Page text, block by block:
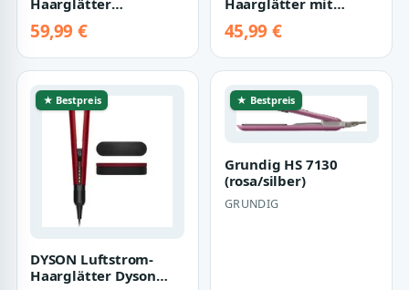
Locken & Glanz
59,99 €
LCD-Display,
45,99 €
★ Bestpreis
DYSON Luftstrom-
Haarglätter Dyson
★ Bestpreis
Grundig HS 7130
(rosa/silber)
GRUNDIG